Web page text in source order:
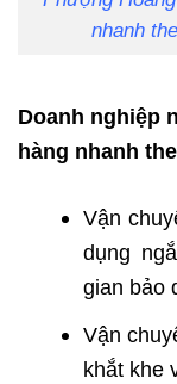
nhanh
Doanh nghiệp
hàng nhanh
Vận
dụng
gian bảo
Vận
khắt khe